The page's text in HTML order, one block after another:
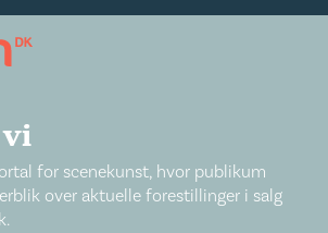
for scenekunst, hvor publikum
over aktuelle forestillinger i salg